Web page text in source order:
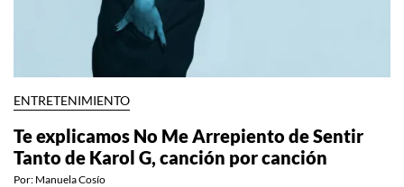
ENTRETENIMIENTO
Te explicamos No Me Arrepiento de Sentir
Tanto de Karol G, canción por canción
Por: Manuela Cosío